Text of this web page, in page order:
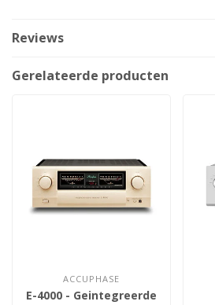
Reviews
Gerelateerde producten
ACCUPHASE
E-4000 - Geintegreerde